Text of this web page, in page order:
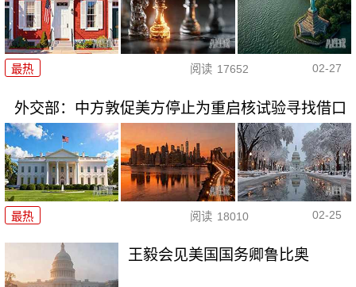
最热 阅读 17652 02-27
外交部：中方敦促美方停止为重启核试验寻找借口
最热 阅读 18010 02-25
王毅会见美国国务卿鲁比奥